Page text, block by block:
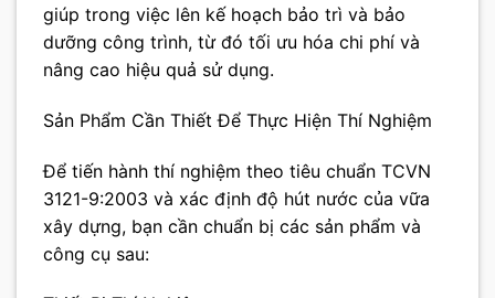
giúp trong việc lên kế hoạch bảo trì và bảo
dưỡng công trình, từ đó tối ưu hóa chi phí và
nâng cao hiệu quả sử dụng.
Sản Phẩm Cần Thiết Để Thực Hiện Thí Nghiệm
Để tiến hành thí nghiệm theo tiêu chuẩn TCVN
3121-9:2003 và xác định độ hút nước của vữa
xây dựng, bạn cần chuẩn bị các sản phẩm và
công cụ sau: